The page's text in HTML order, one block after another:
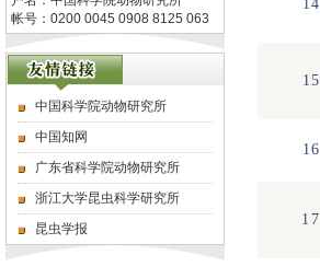
帐号：0200 0045 0908 8125 063
中国科学院动物研究所
中国知网
广东省科学院动物研究所
浙江大学昆虫科学研究所
昆虫学报
14
15
16
17